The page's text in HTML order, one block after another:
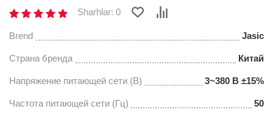
Sharhlar: 0
Brend Jasic
Страна бренда Китай
Напряжение питающей сети (В) 3~380 В ±15%
Частота питающей сети (Гц) 50